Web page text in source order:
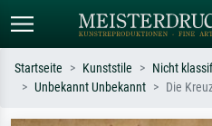
Startseite Kunststile
Nicht
Unbekannt Unbekannt
Die